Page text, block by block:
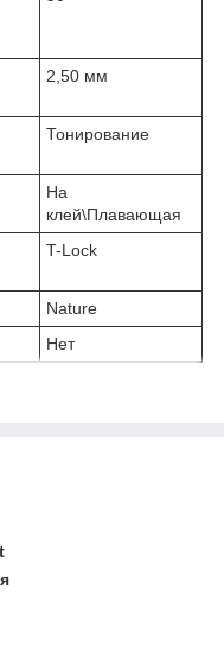
2,50 мм
Тонирование
На
клей\Плавающая
T-Lock
Nature
Нет